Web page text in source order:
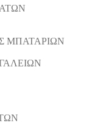
ΜΠΑΤΑΡΙΩΝ